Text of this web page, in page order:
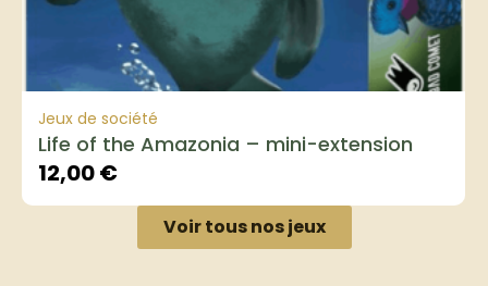
Jeux de société
Life of the Amazonia – mini-extension
12,00€
Voir tous nos jeux